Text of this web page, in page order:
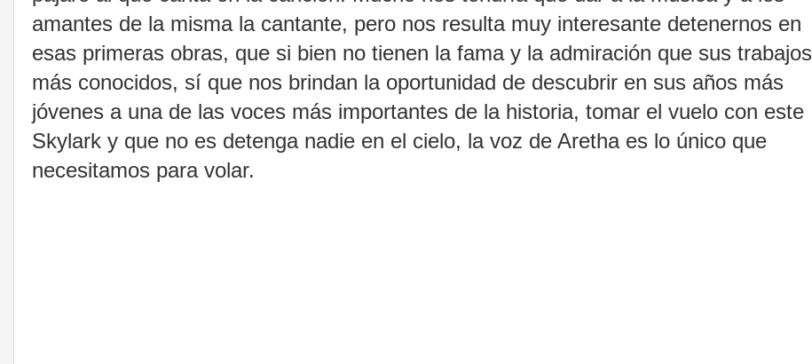
amantes de la misma la cantante, pero nos resulta muy interesante detenernos en
esas primeras obras, que si bien no tienen la fama y la admiración que sus trabajos
más conocidos, sí que nos brindan la oportunidad de descubrir en sus años más
jóvenes a una de las voces más importantes de la historia, tomar el vuelo con este
Skylark y que no es detenga nadie en el cielo, la voz de Aretha es lo único que
necesitamos para volar.